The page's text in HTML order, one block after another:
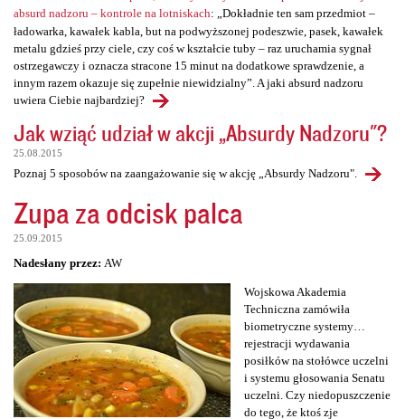
absurd nadzoru – kontrole na lotniskach: „Dokładnie ten sam przedmiot –
ładowarka, kawałek kabla, but na podwyższonej podeszwie, pasek, kawałek
metalu gdzieś przy ciele, czy coś w kształcie tuby – raz uruchamia sygnał
ostrzegawczy i oznacza stracone 15 minut na dodatkowe sprawdzenie, a
innym razem okazuje się zupełnie niewidzialny”. A jaki absurd nadzoru
uwiera Ciebie najbardziej?
Jak wziąć udział w akcji „Absurdy Nadzoru"?
25.08.2015
Poznaj 5 sposobów na zaangażowanie się w akcję „Absurdy Nadzoru".
Zupa za odcisk palca
25.09.2015
Nadesłany przez: AW
Wojskowa Akademia
Techniczna zamówiła
biometryczne systemy…
rejestracji wydawania
posiłków na stołówce uczelni
i systemu głosowania Senatu
uczelni. Czy niedopuszczenie
do tego, że ktoś zje